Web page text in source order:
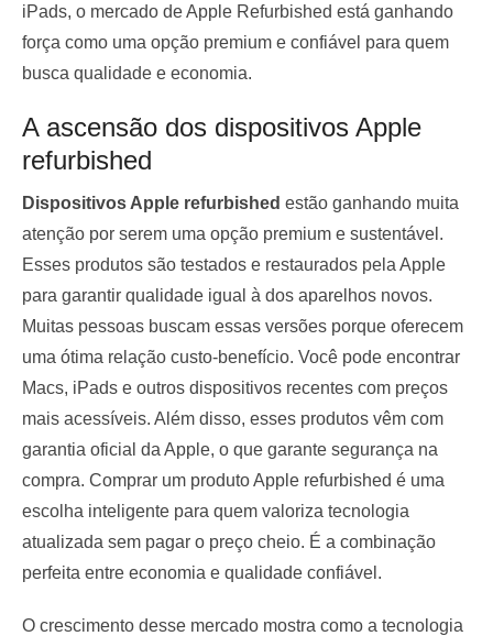
iPads, o mercado de Apple Refurbished está ganhando
força como uma opção premium e confiável para quem
busca qualidade e economia.
A ascensão dos dispositivos Apple
refurbished
Dispositivos Apple refurbished estão ganhando muita
atenção por serem uma opção premium e sustentável.
Esses produtos são testados e restaurados pela Apple
para garantir qualidade igual à dos aparelhos novos.
Muitas pessoas buscam essas versões porque oferecem
uma ótima relação custo-benefício. Você pode encontrar
Macs, iPads e outros dispositivos recentes com preços
mais acessíveis. Além disso, esses produtos vêm com
garantia oficial da Apple, o que garante segurança na
compra. Comprar um produto Apple refurbished é uma
escolha inteligente para quem valoriza tecnologia
atualizada sem pagar o preço cheio. É a combinação
perfeita entre economia e qualidade confiável.
O crescimento desse mercado mostra como a tecnologia